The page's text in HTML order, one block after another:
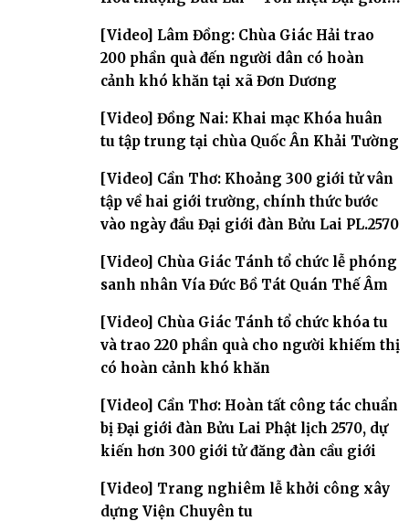
[Video] Lâm Đồng: Chùa Giác Hải trao
200 phần quà đến người dân có hoàn
cảnh khó khăn tại xã Đơn Dương
[Video] Đồng Nai: Khai mạc Khóa huân
tu tập trung tại chùa Quốc Ân Khải Tường
[Video] Cần Thơ: Khoảng 300 giới tử vân
tập về hai giới trường, chính thức bước
vào ngày đầu Đại giới đàn Bửu Lai PL.2570
[Video] Chùa Giác Tánh tổ chức lễ phóng
sanh nhân Vía Đức Bồ Tát Quán Thế Âm
[Video] Chùa Giác Tánh tổ chức khóa tu
và trao 220 phần quà cho người khiếm thị
có hoàn cảnh khó khăn
[Video] Cần Thơ: Hoàn tất công tác chuẩn
bị Đại giới đàn Bửu Lai Phật lịch 2570, dự
kiến hơn 300 giới tử đăng đàn cầu giới
[Video] Trang nghiêm lễ khởi công xây
dựng Viện Chuyên tu